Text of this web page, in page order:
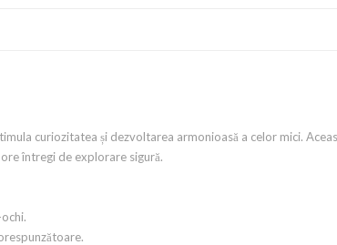
curiozitatea și dezvoltarea armonioasă a celor mici.
întregi de explorare sigură.